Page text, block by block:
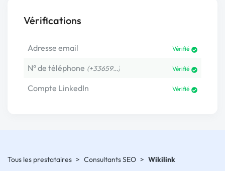
Vérifications
Adresse email Vérifié
N° de téléphone (+33659…) Vérifié
Compte LinkedIn Vérifié
Tous les prestataires > Consultants SEO > Wikilink